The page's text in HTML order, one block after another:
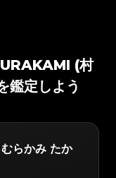
(村
鑑定しよう
らかみ たか